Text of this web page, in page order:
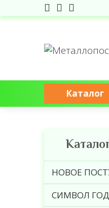
Каталог
НОВОЕ
СИМВОЛ